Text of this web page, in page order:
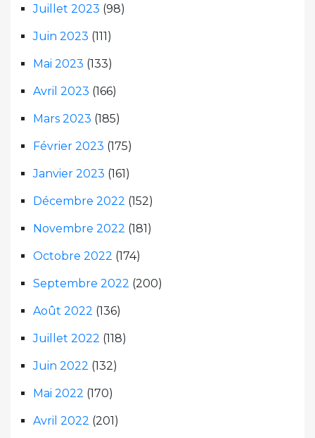
Juillet 2023 (98)
Juin 2023 (111)
Mai 2023 (133)
Avril 2023 (166)
Mars 2023 (185)
Février 2023 (175)
Janvier 2023 (161)
Décembre 2022 (152)
Novembre 2022 (181)
Octobre 2022 (174)
Septembre 2022 (200)
Août 2022 (136)
Juillet 2022 (118)
Juin 2022 (132)
Mai 2022 (170)
Avril 2022 (201)